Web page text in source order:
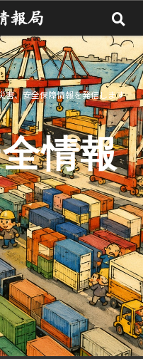
害、安全保障情報を発信します
情報